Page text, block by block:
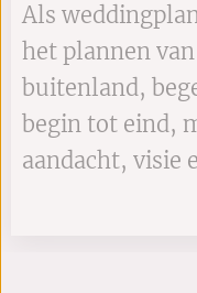
Als
het plannen
buitenland,
begin tot eind,
aandacht, visie